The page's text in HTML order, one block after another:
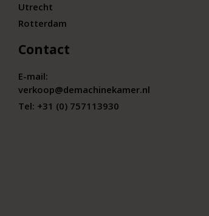
Utrecht
Rotterdam
Contact
E-mail:
verkoop@demachinekamer.nl
Tel: +31 (0) 757113930